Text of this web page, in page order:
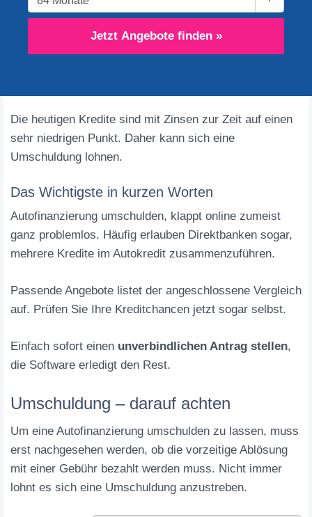
Jetzt Angebote finden »
Die heutigen Kredite sind mit Zinsen zur Zeit auf einen
sehr niedrigen Punkt. Daher kann sich eine
Umschuldung lohnen.
Das Wichtigste in kurzen Worten
Autofinanzierung umschulden, klappt online zumeist
ganz problemlos. Häufig erlauben Direktbanken sogar,
mehrere Kredite im Autokredit zusammenzuführen.
Passende Angebote listet der angeschlossene Vergleich
auf. Prüfen Sie Ihre Kreditchancen jetzt sogar selbst.
Einfach sofort einen unverbindlichen Antrag stellen,
die Software erledigt den Rest.
Umschuldung – darauf achten
Um eine Autofinanzierung umschulden zu lassen, muss
erst nachgesehen werden, ob die vorzeitige Ablösung
mit einer Gebühr bezahlt werden muss. Nicht immer
lohnt es sich eine Umschuldung anzustreben.